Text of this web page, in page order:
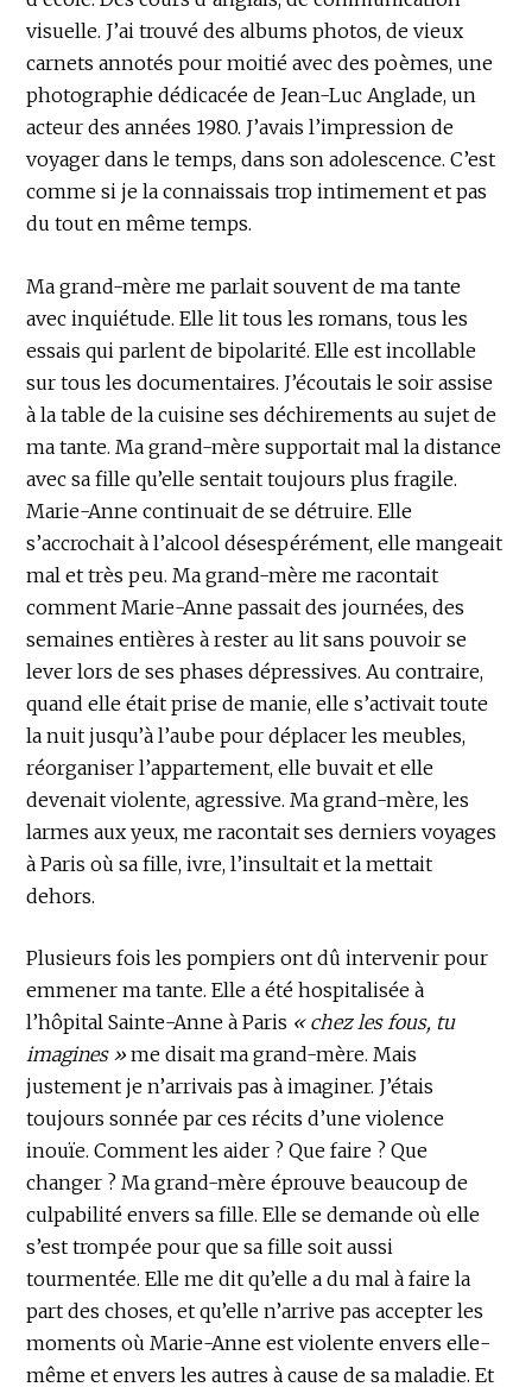
visuelle. J’ai trouvé des albums photos, de vieux
carnets annotés pour moitié avec des poèmes, une
photographie dédicacée de Jean-Luc Anglade, un
acteur des années 1980. J’avais l’impression de
voyager dans le temps, dans son adolescence. C’est
comme si je la connaissais trop intimement et pas
du tout en même temps.
Ma grand-mère me parlait souvent de ma tante
avec inquiétude. Elle lit tous les romans, tous les
essais qui parlent de bipolarité. Elle est incollable
sur tous les documentaires. J’écoutais le soir assise
à la table de la cuisine ses déchirements au sujet de
ma tante. Ma grand-mère supportait mal la distance
avec sa fille qu’elle sentait toujours plus fragile.
Marie-Anne continuait de se détruire. Elle
s’accrochait à l’alcool désespérément, elle mangeait
mal et très peu. Ma grand-mère me racontait
comment Marie-Anne passait des journées, des
semaines entières à rester au lit sans pouvoir se
lever lors de ses phases dépressives. Au contraire,
quand elle était prise de manie, elle s’activait toute
la nuit jusqu’à l’aube pour déplacer les meubles,
réorganiser l’appartement, elle buvait et elle
devenait violente, agressive. Ma grand-mère, les
larmes aux yeux, me racontait ses derniers voyages
à Paris où sa fille, ivre, l’insultait et la mettait
dehors.
Plusieurs fois les pompiers ont dû intervenir pour
emmener ma tante. Elle a été hospitalisée à
l’hôpital Sainte-Anne à Paris « chez les fous, tu
imagines »me disait ma grand-mère. Mais
justement je n’arrivais pas à imaginer. J’étais
toujours sonnée par ces récits d’une violence
inouïe. Comment les aider ? Que faire ? Que
changer ? Ma grand-mère éprouve beaucoup de
culpabilité envers sa fille. Elle se demande où elle
s’est trompée pour que sa fille soit aussi
tourmentée. Elle me dit qu’elle a du mal à faire la
part des choses, et qu’elle n’arrive pas accepter les
moments où Marie-Anne est violente envers elle-
même et envers les autres à cause de sa maladie. Et